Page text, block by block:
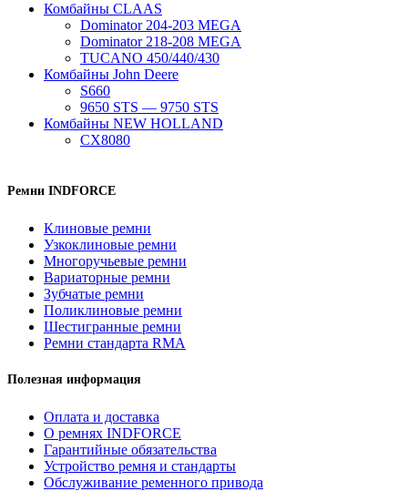
Комбайны CLAAS
Dominator 204-203 MEGA
Dominator 218-208 MEGA
TUCANO 450/440/430
Комбайны John Deere
S660
9650 STS — 9750 STS
Комбайны NEW HOLLAND
CX8080
Ремни INDFORCE
Клиновые ремни
Узкоклиновые ремни
Многоручьевые ремни
Вариаторные ремни
Зубчатые ремни
Поликлиновые ремни
Шестигранные ремни
Ремни стандарта RMA
Полезная информация
Оплата и доставка
О ремнях INDFORCE
Гарантийные обязательства
Устройство ремня и стандарты
Обслуживание ременного привода